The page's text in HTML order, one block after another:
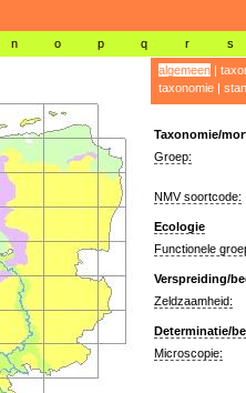
n o p q r s
algemeen|
taxonomie|
Taxonomie/
Groep:
NMV soortcode:
Ecologie
Functionele
Verspreiding/
Zeldzaamheid:
Determinatie/
Microscopie: